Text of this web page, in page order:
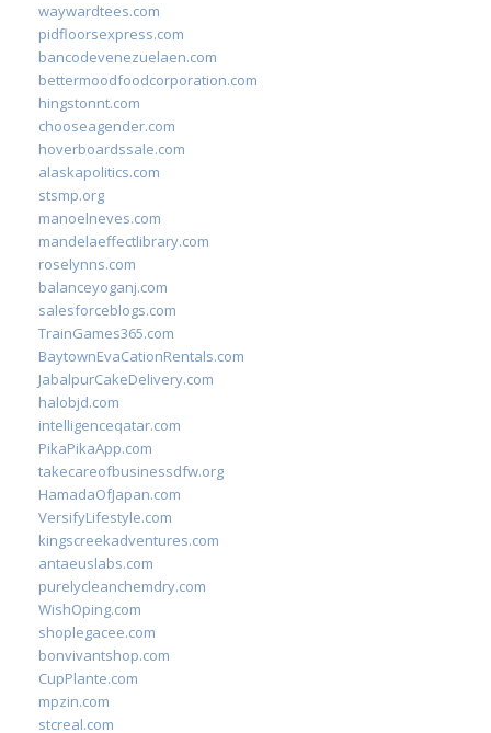
waywardtees.com
pidfloorsexpress.com
bancodevenezuelaen.com
bettermoodfoodcorporation.com
hingstonnt.com
chooseagender.com
hoverboardssale.com
alaskapolitics.com
stsmp.org
manoelneves.com
mandelaeffectlibrary.com
roselynns.com
balanceyoganj.com
salesforceblogs.com
TrainGames365.com
BaytownEvaCationRentals.com
JabalpurCakeDelivery.com
halobjd.com
intelligenceqatar.com
PikaPikaApp.com
takecareofbusinessdfw.org
HamadaOfJapan.com
VersifyLifestyle.com
kingscreekadventures.com
antaeuslabs.com
purelycleanchemdry.com
WishOping.com
shoplegacee.com
bonvivantshop.com
CupPlante.com
mpzin.com
stcreal.com